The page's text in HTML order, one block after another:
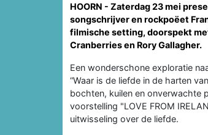
HOORN - Zaterdag 23 mei
songschrijver en rockpoëet
filmische setting, doorspekt
Cranberries en Rory Gallagher.
Een wonderschone exploratie
“Waar is de liefde in de harten
bochten, kuilen en onverwachte
voorstelling "LOVE FROM
uitwisseling over de liefde.